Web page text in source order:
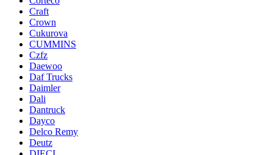
Craft
Crown
Cukurova
CUMMINS
Czfz
Daewoo
Daf Trucks
Daimler
Dali
Dantruck
Dayco
Delco Remy
Deutz